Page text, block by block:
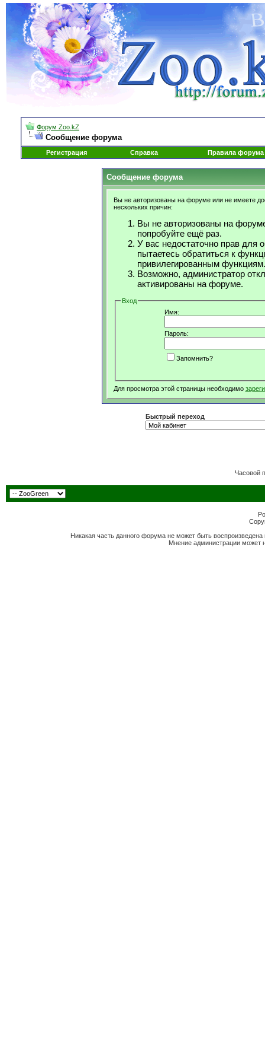
Форум Zoo.kZ
Сообщение форума
Регистрация Справка Правила форума
Сообщение форума
Вы не авторизованы на форуме или не имеете
нескольких причин:
Вы не авторизованы на
попробуйте ещё раз.
У вас недостаточно прав для
пытаетесь обратиться к
привилегированным функциям.
Возможно, администратор
активированы на форуме.
Вход
Имя:
Пароль:
Запомнить?
Для просмотра этой страницы необходимо
Быстрый переход
Часовой
Никакая часть данного форума не может быть
Мнение администрации может